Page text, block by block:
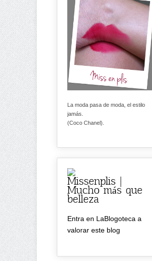
La moda pasa de moda, el estilo
jamás.
(Coco Chanel).
Missenplis |
Mucho más que
belleza
Entra en LaBlogoteca a
valorar este blog